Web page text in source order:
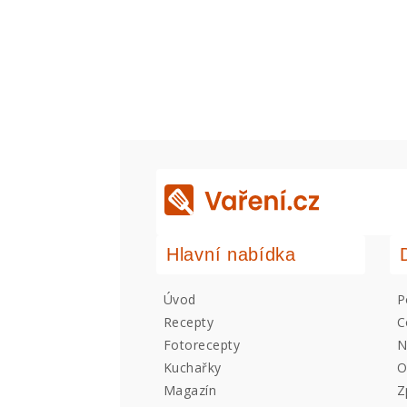
Hlavní nabídka
Úvod
Recepty
Fotorecepty
Kuchařky
Magazín